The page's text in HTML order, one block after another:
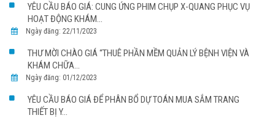
YÊU CẦU BÁO GIÁ: CUNG ỨNG PHIM CHỤP X-QUANG PHỤC VỤ
HOẠT ĐỘNG KHÁM...
Ngày đăng: 22/11/2023
THƯ MỜI CHÀO GIÁ “THUÊ PHẦN MỀM QUẢN LÝ BỆNH VIỆN VÀ
KHÁM CHỮA...
Ngày đăng: 01/12/2023
YÊU CẦU BÁO GIÁ ĐỂ PHÂN BỔ DỰ TOÁN MUA SẮM TRANG
THIẾT BỊ Y...